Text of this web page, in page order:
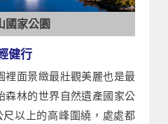
國家公園
健行
裡面景緻最壯觀美麗也是最
森林的世界自然遺產國家公
以上的高峰圍繞，處處都